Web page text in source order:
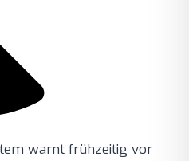
warnt frühzeitig vor